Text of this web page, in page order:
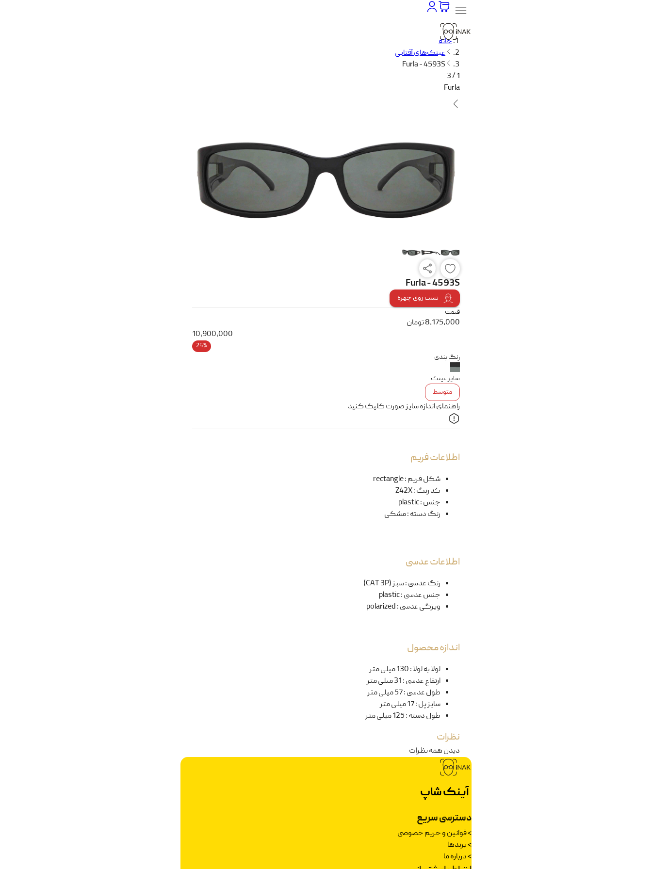
خانه
عینک‌های آفتابی
Furla - 4593S
1 / 3
Furla
Furla - 4593S
تست روی چهره
قیمت
8,175,000تومان
10,900,000
25%
رنگ بندی
سایز عینک
متوسط
راهنمای اندازه سایز صورت کلیک کنید
اطلاعات فریم
شکل فریم:
rectangle
کد رنگ:
Z42X
جنس:
plastic
رنگ دسته:مشکی
اطلاعات عدسی
رنگ عدسی:سبز (CAT 3P)
جنس عدسی:
plastic
ویژگی عدسی:
polarized
اندازه محصول
لولا به لولا:130 میلی متر
ارتفاع عدسی:31 میلی متر
طول عدسی:57 میلی متر
سایز پل:17 میلی متر
طول دسته:125 میلی متر
نظرات
دیدن همه نظرات
آینک شاپ
دسترسی سریع
>قوانین و حریم خصوصی
>برندها
>درباره ما